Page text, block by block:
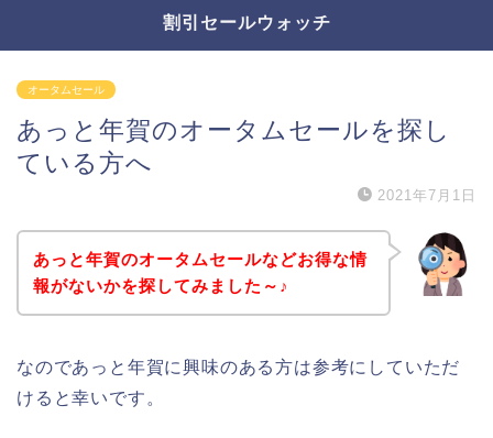
割引セールウォッチ
オータムセール
あっと年賀のオータムセールを探し
ている方へ
2021年7月1日
あっと年賀のオータムセールなどお得な情
報がないかを探してみました～♪
なのであっと年賀に興味のある方は参考にしていただ
けると幸いです。